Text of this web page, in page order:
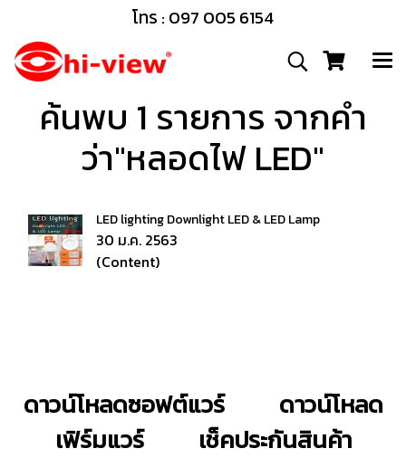
โทร : 097 005 6154
ค้นพบ 1 รายการ จากคำ
ว่า"หลอดไฟ LED"
LED lighting Downlight LED & LED Lamp
30 ม.ค. 2563
(Content)
ดาวน์โหลดซอฟต์แวร์
ดาวน์โหลด
เฟิร์มแวร์
เช็คประกันสินค้า